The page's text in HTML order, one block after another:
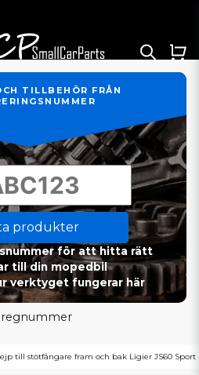
TILLBEHÖR FRÅN
produkter
för att hitta rätt
till din mopedbil
verktyget fungerar här
regnummer
till stötfångare fram och bak Ligier JS60